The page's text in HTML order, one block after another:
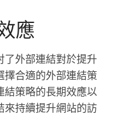
應
了外部連結對於提升
擇合適的外部連結策
結策略的長期效應以
來持續提升網站的訪